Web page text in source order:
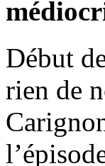
Début
rien de